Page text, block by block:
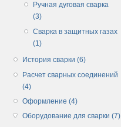
Ручная дуговая сварка
(3)
Сварка в защитных газах
(1)
История сварки (6)
Расчет сварных соединений
(4)
Оформление (4)
Оборудование для сварки (7)